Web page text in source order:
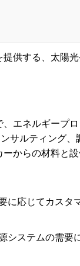
する、太陽
エネルギープ
ルティング、
からの材料と設
に応じてカス
システムの需